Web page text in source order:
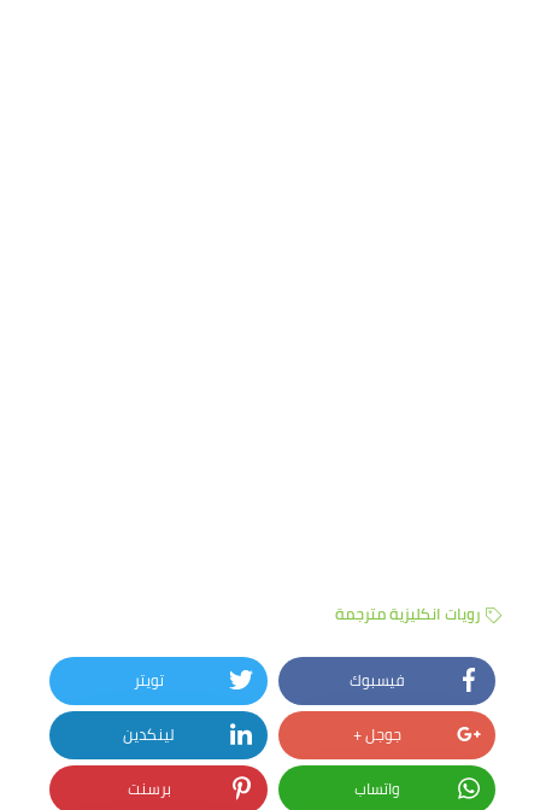
رويات انكليزية مترجمة
فيسبوك
تويتر
جوجل +
لينكدين
واتساب
برسنت